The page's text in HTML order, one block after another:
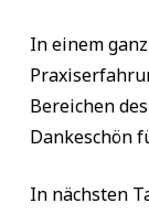
In einem
Bereichen
Dankeschön
In nächsten